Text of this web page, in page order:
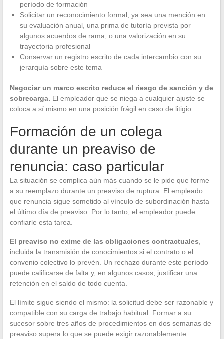
período de formación
Solicitar un reconocimiento formal, ya sea una mención en
su evaluación anual, una prima de tutoría prevista por
algunos acuerdos de rama, o una valorización en su
trayectoria profesional
Conservar un registro escrito de cada intercambio con su
jerarquía sobre este tema
Negociar un marco escrito reduce el riesgo de sanción y de
sobrecarga. El empleador que se niega a cualquier ajuste se
coloca a sí mismo en una posición frágil en caso de litigio.
Formación de un colega
durante un preaviso de
renuncia: caso particular
La situación se complica aún más cuando se le pide que forme
a su reemplazo durante un preaviso de ruptura. El empleado
que renuncia sigue sometido al vínculo de subordinación hasta
el último día de preaviso. Por lo tanto, el empleador puede
confiarle esta tarea.
El preaviso no exime de las obligaciones contractuales
incluida la transmisión de conocimientos si el contrato o el
convenio colectivo lo prevén. Un rechazo durante este período
puede calificarse de falta y, en algunos casos, justificar una
retención en el saldo de todo cuenta.
El límite sigue siendo el mismo: la solicitud debe ser razonable y
compatible con su carga de trabajo habitual. Formar a su
sucesor sobre tres años de procedimientos en dos semanas de
preaviso supera lo que se puede exigir razonablemente.